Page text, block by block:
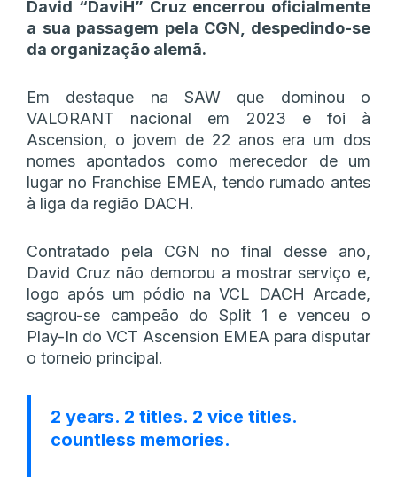
David “DaviH” Cruz encerrou oficialmente
a sua passagem pela CGN, despedindo-se
da organização alemã.
Em destaque na SAW que dominou o
VALORANT nacional em 2023 e foi à
Ascension, o jovem de 22 anos era um dos
nomes apontados como merecedor de um
lugar no Franchise EMEA, tendo rumado antes
à liga da região DACH.
Contratado pela CGN no final desse ano,
David Cruz não demorou a mostrar serviço e,
logo após um pódio na VCL DACH Arcade,
sagrou-se campeão do Split 1 e venceu o
Play-In do VCT Ascension EMEA para disputar
o torneio principal.
2 years. 2 titles. 2 vice titles.
countless memories.